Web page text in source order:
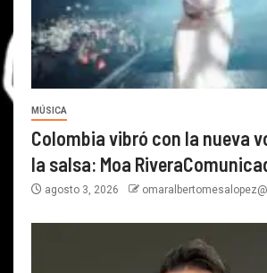
MÚSICA
Colombia vibró con la nueva
la salsa: Moa
agosto 3, 2026